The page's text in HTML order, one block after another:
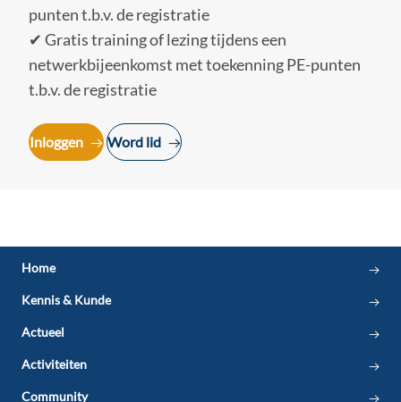
punten t.b.v. de registratie
✔ Gratis training of lezing tijdens een
netwerkbijeenkomst met toekenning PE-punten
t.b.v. de registratie
Inloggen Word lid
Home
Kennis & Kunde
Actueel
Activiteiten
Community